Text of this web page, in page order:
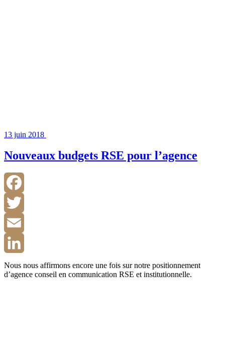
13 juin 2018
Nouveaux budgets RSE pour l’agence
Facebook
Twitter
Email
LinkedIn
Nous nous affirmons encore une fois sur notre positionnement
d’agence conseil en communication RSE et institutionnelle.